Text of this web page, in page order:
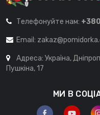
Телефонуйте нам:
Email:
Адреса: Україна,
Пушкіна, 17
МИ В